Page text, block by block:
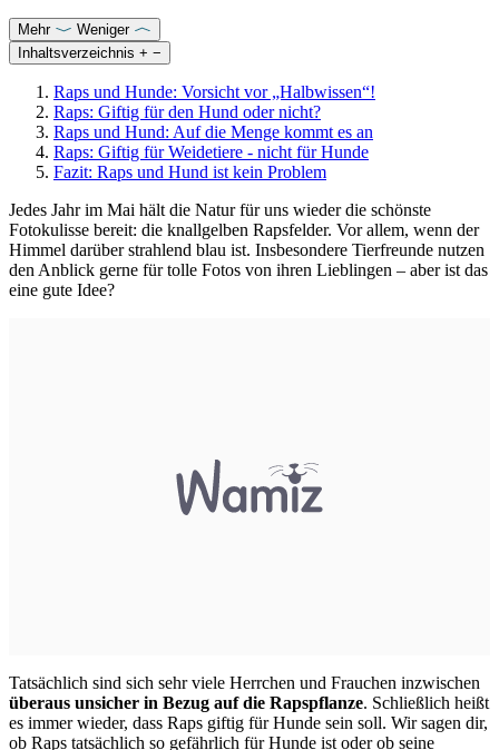
Mehr
Weniger
Inhaltsverzeichnis + −
Raps und Hunde: Vorsicht vor „Halbwissen“!
Raps: Giftig für den Hund oder nicht?
Raps und Hund: Auf die Menge kommt es an
Raps: Giftig für Weidetiere - nicht für Hunde
Fazit: Raps und Hund ist kein Problem
Jedes Jahr im Mai hält die Natur für uns wieder die schönste
Fotokulisse bereit: die knallgelben Rapsfelder. Vor allem, wenn der
Himmel darüber strahlend blau ist. Insbesondere Tierfreunde nutzen
den Anblick gerne für tolle Fotos von ihren Lieblingen – aber ist das
eine gute Idee?
Tatsächlich sind sich sehr viele Herrchen und Frauchen inzwischen
überaus unsicher in Bezug auf die Rapspflanze. Schließlich heißt
es immer wieder, dass Raps giftig für Hunde sein soll. Wir sagen dir,
ob Raps tatsächlich so gefährlich für Hunde ist oder ob seine